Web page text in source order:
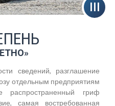
сведений, разглашение
отдельным предприятиям
распространенный гриф
самая востребованная